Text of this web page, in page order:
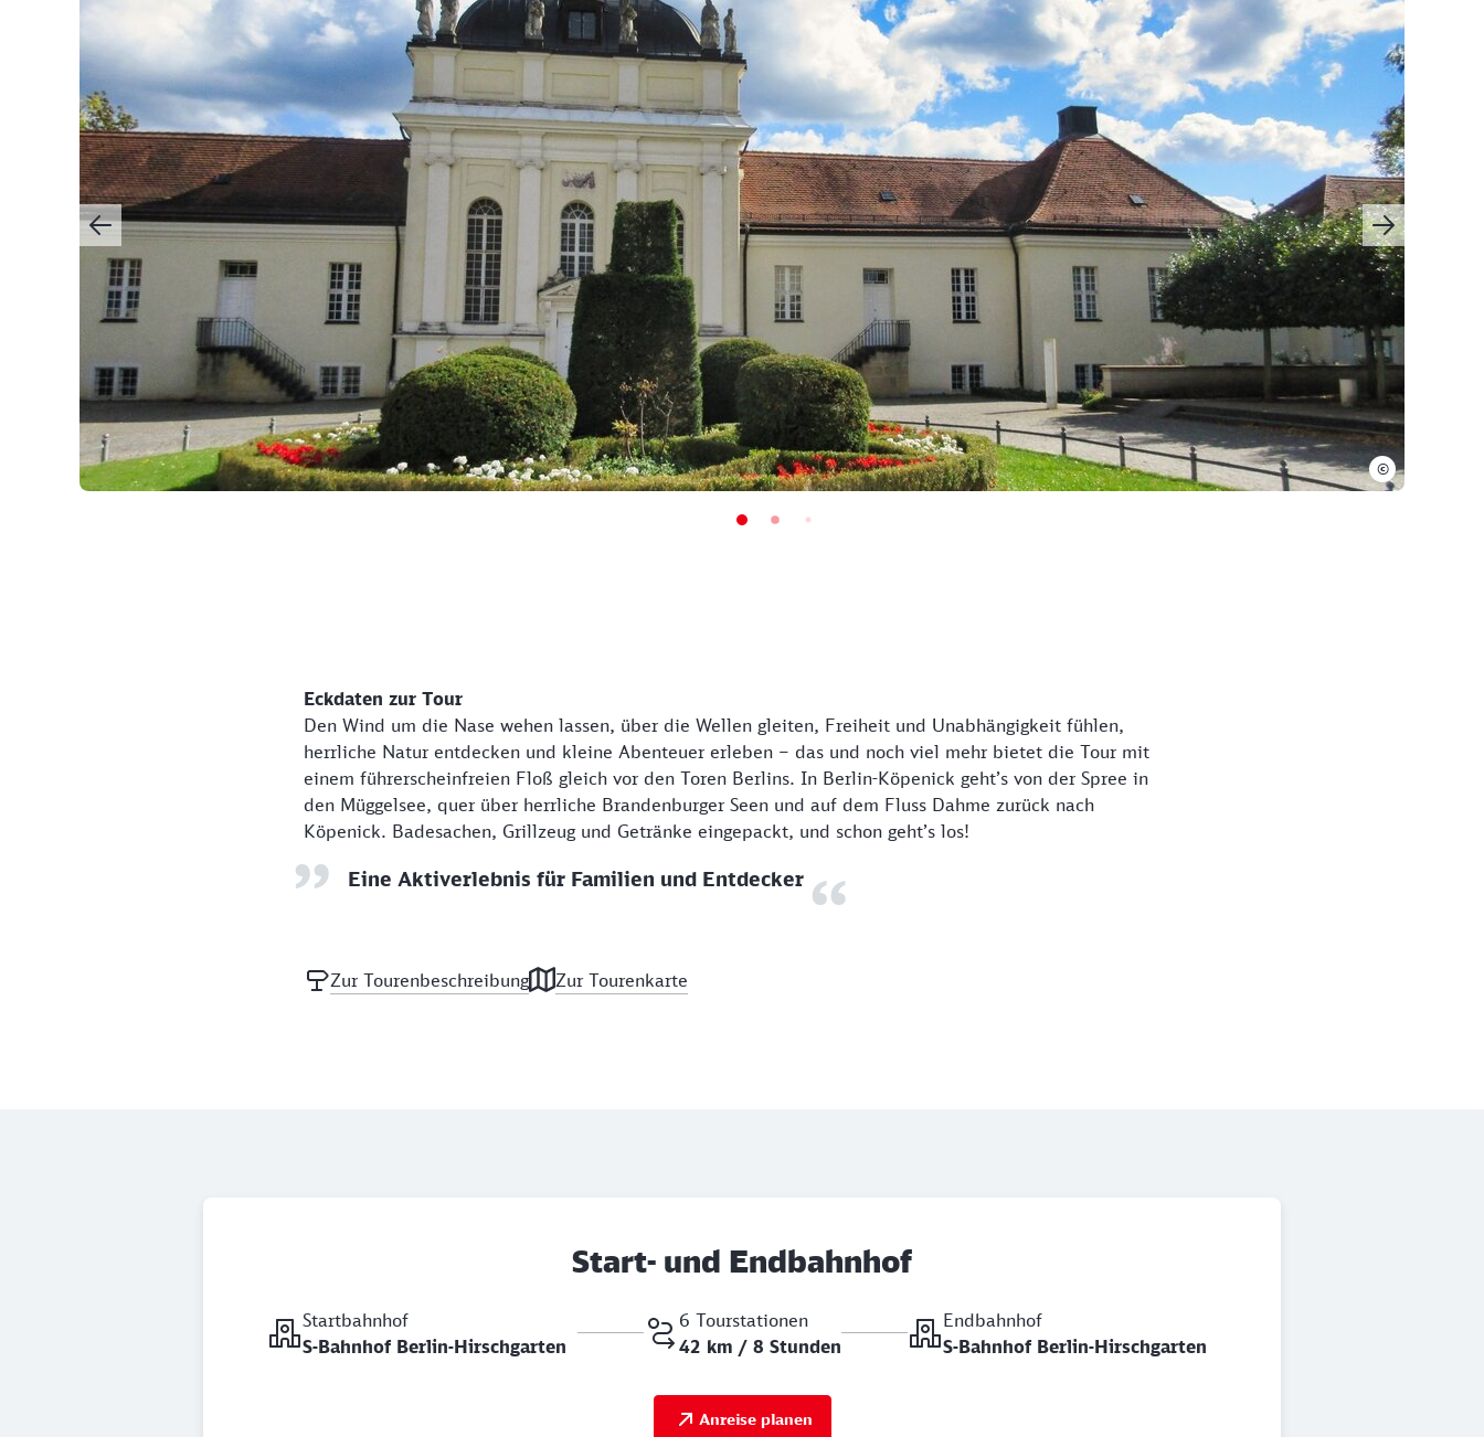
©
Eckdaten zur Tour
Den Wind um die Nase wehen lassen, über die Wellen gleiten, Freiheit und Unabhängigkeit fühlen,
herrliche Natur entdecken und kleine Abenteuer erleben – das und noch viel mehr bietet die Tour mit
einem führerscheinfreien Floß gleich vor den Toren Berlins. In Berlin-Köpenick geht’s von der Spree in
den Müggelsee, quer über herrliche Brandenburger Seen und auf dem Fluss Dahme zurück nach
Köpenick. Badesachen, Grillzeug und Getränke eingepackt, und schon geht’s los!
Eine Aktiverlebnis für Familien und Entdecker
Zur Tourenbeschreibung Zur Tourenkarte
Start- und Endbahnhof
Startbahnhof
S-Bahnhof Berlin-Hirschgarten
6 Tourstationen
42 km / 8 Stunden
Endbahnhof
S-Bahnhof Berlin-Hirschgarten
Anreise planen